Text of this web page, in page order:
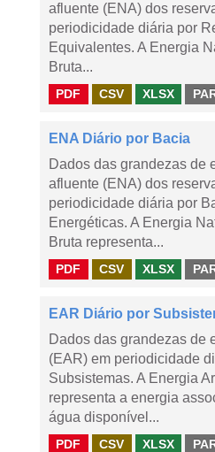
afluente (ENA) dos
periodicidade diária por
Equivalentes. A Energia
Bruta...
PDF CSV XLSX
ENA Diário por Bacia
Dados das grandezas de
afluente (ENA) dos
periodicidade diária por
Energéticas. A Energia
Bruta representa...
PDF CSV XLSX
EAR Diário por
Dados das grandezas de
(EAR) em periodicidade
Subsistemas. A Energia
representa a energia
água disponível...
PDF CSV XLSX